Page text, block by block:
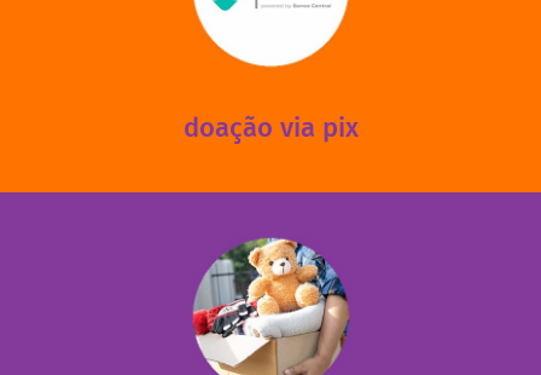
doação via pix
via PIX? Elas também são muito importantes para
mantermos nossas unidades em funcionamento!
Leopoldina – De segunda a sexta, das 8h30 às 11h30 e
das 13h30 às 17h30 (sextas até às 16h30).
fale conosco